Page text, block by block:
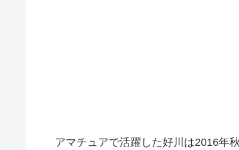
アマチュアで活躍した好川は2016年